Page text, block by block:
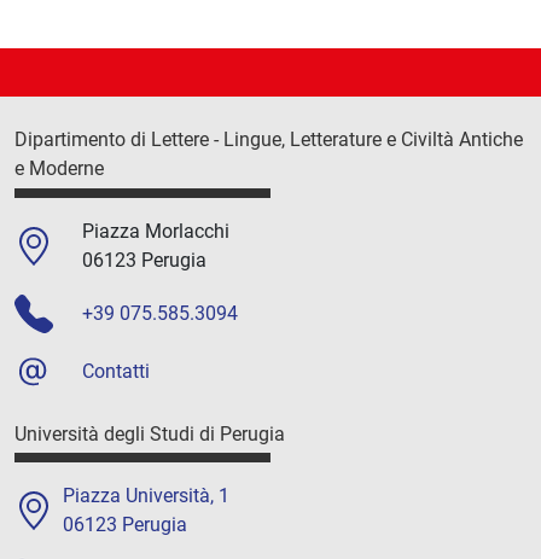
Dipartimento di Lettere - Lingue, Letterature e Civiltà Antiche
e Moderne
Piazza Morlacchi
06123 Perugia
+39 075.585.3094
Contatti
Università degli Studi di Perugia
Piazza Università, 1
06123 Perugia